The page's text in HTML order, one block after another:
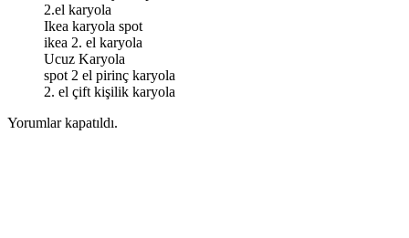
2.el karyola
Ikea karyola spot
ikea 2. el karyola
Ucuz Karyola
spot 2 el pirinç karyola
2. el çift kişilik karyola
Yorumlar kapatıldı.